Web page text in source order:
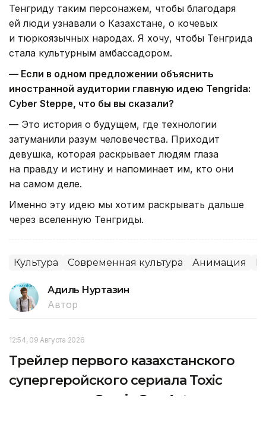
Тенгриду таким персонажем, чтобы благодаря
ей люди узнавали о Казахстане, о кочевых
и тюркоязычных народах. Я хочу, чтобы Тенгрида
стала культурным амбассадором.
— Если в одном предложении объяснить
иностранной аудитории главную идею Tengrida:
Cyber Steppe, что бы вы сказали?
— Это история о будущем, где технологии
затуманили разум человечества. Приходит
девушка, которая раскрывает людям глаза
на правду и истину и напоминает им, кто они
на самом деле.
Именно эту идею мы хотим раскрывать дальше
через вселенную Тенгриды.
Культура Современная культура Анимация
Адиль Нуртазин
Автор
12:54, 09 Августа 2026
Трейлер первого казахстанского
супергеройского сериала Toxic
показали на Comic Con Astana